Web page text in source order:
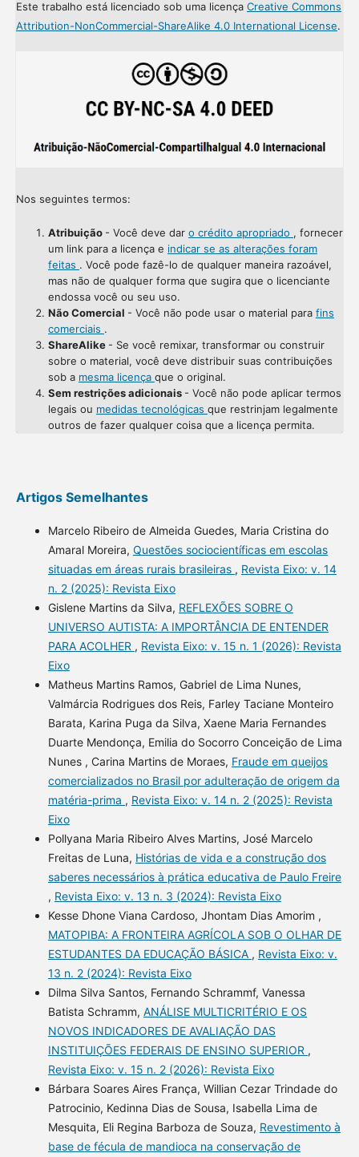
Este trabalho está licenciado sob uma licença Creative Commons
Attribution-NonCommercial-ShareAlike 4.0 International License.
Nos seguintes termos:
Atribuição - Você deve dar o crédito apropriado , fornecer
um link para a licença e indicar se as alterações foram
feitas . Você pode fazê-lo de qualquer maneira razoável,
mas não de qualquer forma que sugira que o licenciante
endossa você ou seu uso.
Não Comercial - Você não pode usar o material para fins
comerciais .
ShareAlike - Se você remixar, transformar ou construir
sobre o material, você deve distribuir suas contribuições
sob a mesma licença que o original.
Sem restrições adicionais - Você não pode aplicar termos
legais ou medidas tecnológicas que restrinjam legalmente
outros de fazer qualquer coisa que a licença permita.
Artigos Semelhantes
Marcelo Ribeiro de Almeida Guedes, Maria Cristina do
Amaral Moreira, Questões sociocientíficas em escolas
situadas em áreas rurais brasileiras , Revista Eixo: v. 14
n. 2 (2025): Revista Eixo
Gislene Martins da Silva, REFLEXÕES SOBRE O
UNIVERSO AUTISTA: A IMPORTÂNCIA DE ENTENDER
PARA ACOLHER , Revista Eixo: v. 15 n. 1 (2026): Revista
Eixo
Matheus Martins Ramos, Gabriel de Lima Nunes,
Valmárcia Rodrigues dos Reis, Farley Taciane Monteiro
Barata, Karina Puga da Silva, Xaene Maria Fernandes
Duarte Mendonça, Emilia do Socorro Conceição de Lima
Nunes , Carina Martins de Moraes, Fraude em queijos
comercializados no Brasil por adulteração de origem da
matéria-prima , Revista Eixo: v. 14 n. 2 (2025): Revista
Eixo
Pollyana Maria Ribeiro Alves Martins, José Marcelo
Freitas de Luna, Histórias de vida e a construção dos
saberes necessários à prática educativa de Paulo Freire
, Revista Eixo: v. 13 n. 3 (2024): Revista Eixo
Kesse Dhone Viana Cardoso, Jhontam Dias Amorim ,
MATOPIBA: A FRONTEIRA AGRÍCOLA SOB O OLHAR DE
ESTUDANTES DA EDUCAÇÃO BÁSICA , Revista Eixo: v.
13 n. 2 (2024): Revista Eixo
Dilma Silva Santos, Fernando Schrammf, Vanessa
Batista Schramm, ANÁLISE MULTICRITÉRIO E OS
NOVOS INDICADORES DE AVALIAÇÃO DAS
INSTITUIÇÕES FEDERAIS DE ENSINO SUPERIOR ,
Revista Eixo: v. 15 n. 2 (2026): Revista Eixo
Bárbara Soares Aires França, Willian Cezar Trindade do
Patrocinio, Kedinna Dias de Sousa, Isabella Lima de
Mesquita, Eli Regina Barboza de Souza, Revestimento à
base de fécula de mandioca na conservação de